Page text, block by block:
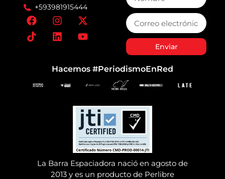
+593981915444
Enviar
Hacemos #PeriodismoEnRed
La Barra Espaciadora nació en agosto de
2013 y es un producto de Perlibre